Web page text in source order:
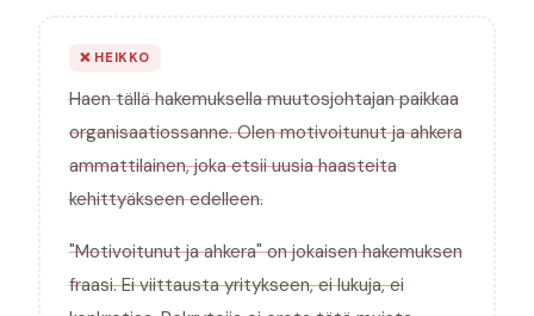
❌HEIKKO
Haen tällä hakemuksella muutosjohtajan paikkaa
organisaatiossanne. Olen motivoitunut ja ahkera
ammattilainen, joka etsii uusia haasteita
kehittyäkseen edelleen.
"Motivoitunut ja ahkera" on jokaisen hakemuksen
fraasi. Ei viittausta yritykseen, ei lukuja, ei